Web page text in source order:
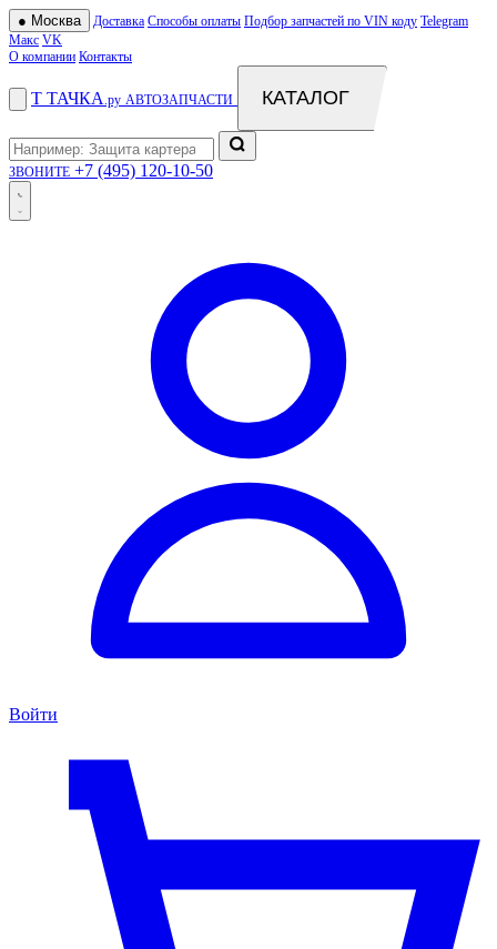
● Москва Доставка Способы оплаты Подбор запчастей по VIN коду Telegram
Макс VK
О компании Контакты
Т ТАЧКА .ру АВТОЗАПЧАСТИ КАТАЛОГ
ЗВОНИТЕ +7 (495) 120-10-50
Войти